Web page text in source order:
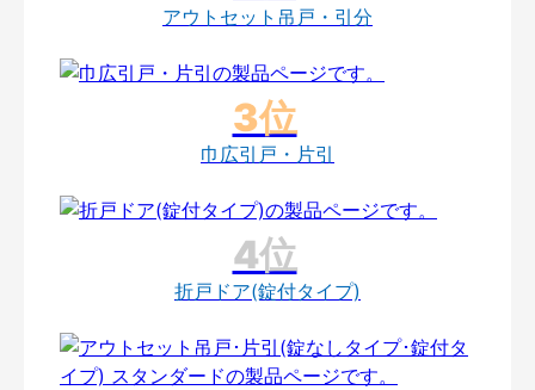
アウトセット吊戸・引分
巾広引戸・片引
折戸ドア(錠付タイプ)